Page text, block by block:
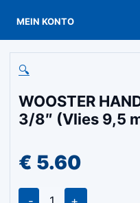
MEIN KONTO
🔍
WOOSTER
3/8″ (Vlies 9,5
€ 5.60
WOOSTER